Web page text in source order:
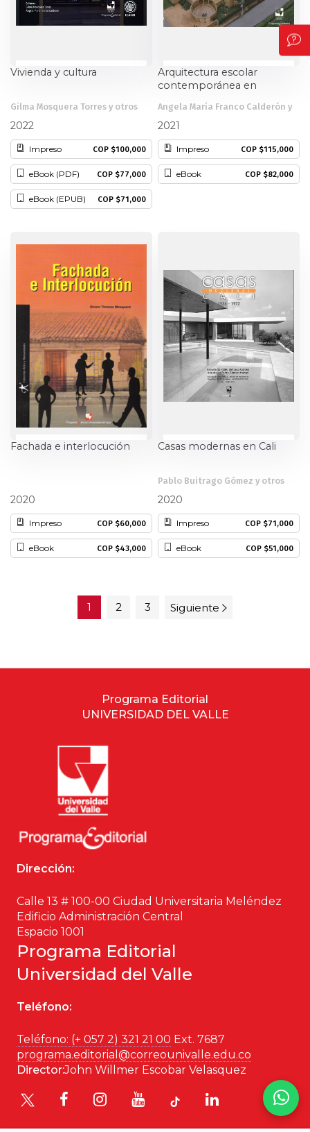
Vivienda y cultura
Gilma Mosquera Torres y otros
2022
eBook (PDF) COP $77,000
eBook (EPUB) COP $71,000
Impreso COP $100,000
Arquitectura escolar
contemporánea en
Angela María Franco Calderón y
2021
Impreso COP $115,000
eBook COP $82,000
Fachada e interlocución
2020
Impreso COP $60,000
eBook COP $43,000
Casas modernas en Cali
Pablo Buitrago Gómez y otros
2020
Impreso COP $71,000
eBook COP $51,000
1 2 3 Siguiente
Programa Editorial
UNIVERSIDAD DEL VALLE
Dirección:
Calle 13 # 100-00 Ciudad Universitaria Meléndez
Edificio Administración Central
Espacio 1001
Programa Editorial
Universidad del Valle
Teléfono:
Teléfono: (+ 057 2) 321 21 00 Ext. 7687
programa.editorial@correounivalle.edu.co
Director:John Willmer Escobar Velasquez